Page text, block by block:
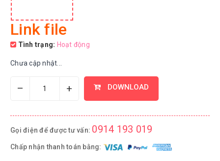
Link file
Tình trạng: Hoạt động
Chưa cập nhật...
– + DOWNLOAD
Gọi điện để được tư vấn: 0914 193 019
Chấp nhận thanh toán bằng: